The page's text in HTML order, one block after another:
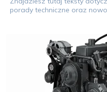
porady techniczne oraz